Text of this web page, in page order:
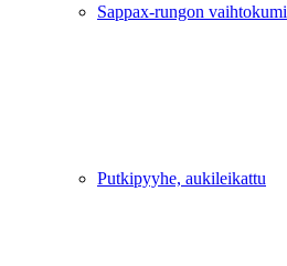
Sappax-rungon vaihtokumi
Putkipyyhe, aukileikattu